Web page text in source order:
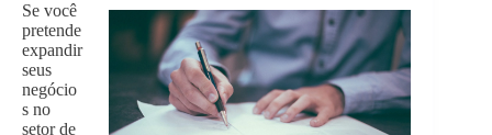
Se você
pretende
expandir
seus
negócio
s no
setor de